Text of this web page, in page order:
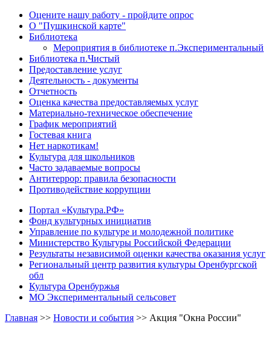
Оцените нашу работу - пройдите опрос
О "Пушкинской карте"
Библиотека
Мероприятия в библиотеке п.Экспериментальный
Библиотека п.Чистый
Предоставление услуг
Деятельность - документы
Отчетность
Оценка качества предоставляемых услуг
Материально-техническое обеспечение
График мероприятий
Гостевая книга
Нет наркотикам!
Культура для школьников
Часто задаваемые вопросы
Антитеррор: правила безопасности
Противодействие коррупции
Портал «Культура.РФ»
Фонд культурных инициатив
Управление по культуре и молодежной политике
Министерство Культуры Российской Федерации
Результаты независимой оценки качества оказания услуг
Региональный центр развития культуры Оренбургской
обл
Культура Оренбуржья
МО Экспериментальный сельсовет
Главная >> Новости и события >> Акция "Окна России"